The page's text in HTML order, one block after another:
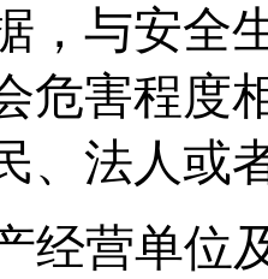
，与安全
危害程度
、法人或
经营单位